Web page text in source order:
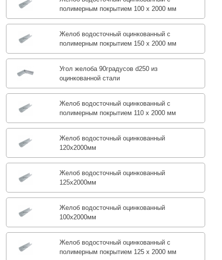
полимерным покрытием 100 х 2000 мм
Желоб водосточный оцинкованный с
полимерным покрытием 150 х 2000 мм
Угол желоба 90градусов d250 из
оцинкованной стали
Желоб водосточный оцинкованный с
полимерным покрытием 110 х 2000 мм
Желоб водосточный оцинкованный
120х2000мм
Желоб водосточный оцинкованный
125х2000мм
Желоб водосточный оцинкованный
100х2000мм
Желоб водосточный оцинкованный с
полимерным покрытием 125 х 2000 мм